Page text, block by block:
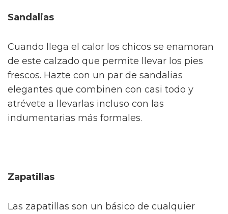
Sandalias
Cuando llega el calor los chicos se enamoran
de este calzado que permite llevar los pies
frescos. Hazte con un par de sandalias
elegantes que combinen con casi todo y
atrévete a llevarlas incluso con las
indumentarias más formales.
Zapatillas
Las zapatillas son un básico de cualquier